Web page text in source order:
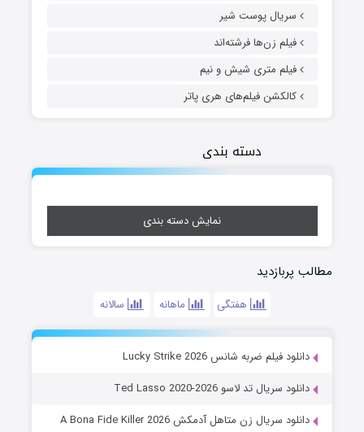
سریال پوست شیر
فیلم زن‌ها فرشته‌اند
فیلم متری شیش و نیم
کالکشن فیلم‌های هری پاتر
دسته بندی
نمایش دسته بندی
مطالب پربازدید
هفتگی ماهانه سالانه
دانلود فیلم ضربه شانس Lucky Strike 2026
دانلود سریال تد لاسو Ted Lasso 2020-2026
دانلود سریال زن متاهل آدمکش A Bona Fide Killer 2026